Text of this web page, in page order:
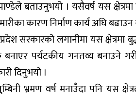
बताउनुभयो । यसैवर्ष यस
कारण निर्माण कार्य अघि
सरकारको लगानीमा यस क्षेत्रमा
बनाएर पर्यटकीय गनतव्य बनाउने
दिनुभयो ।
भ्रमण वर्ष मनाउँदा पनि यस